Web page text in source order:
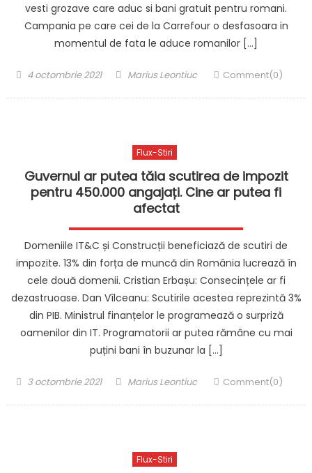
vesti grozave care aduc si bani gratuit pentru romani.
Campania pe care cei de la Carrefour o desfasoara in
momentul de fata le aduce romanilor […]
Posted
4 octombrie 2021 Author
Marius Leontiuc Comment(0)
Flux-Stiri
Guvernul ar putea tăia scutirea de impozit
pentru 450.000 angajați. Cine ar putea fi
afectat
Domeniile IT&C și Construcții beneficiază de scutiri de
impozite. 13% din forța de muncă din România lucrează în
cele două domenii. Cristian Erbașu: Consecințele ar fi
dezastruoase. Dan Vîlceanu: Scutirile acestea reprezintă 3%
din PIB. Ministrul finanțelor le programează o surpriză
oamenilor din IT. Programatorii ar putea rămâne cu mai
puțini bani în buzunar la […]
Posted
3 octombrie 2021 Author
Marius Leontiuc Comment(0)
Flux-Stiri